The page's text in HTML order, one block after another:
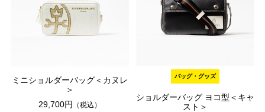
ミニショルダーバッグ＜カヌレ
＞
29,700円
（税込）
バッグ・グッズ
ショルダーバッグ ヨコ型＜キャ
スト＞